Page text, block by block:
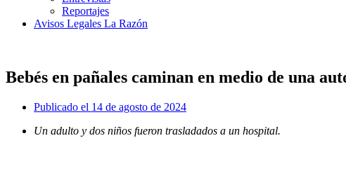
Reportajes
Avisos Legales La Razón
Bebés en pañales caminan en medio de una
Publicado el 14 de agosto de 2024
Un adulto y dos niños fueron trasladados a un hospital.